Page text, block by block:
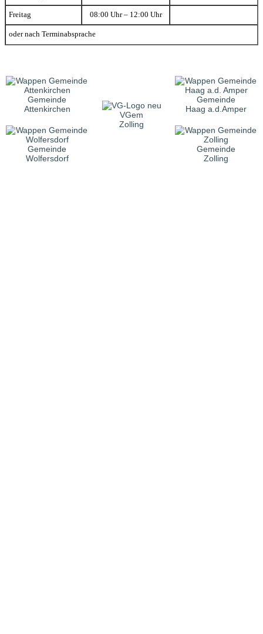
Freitag 08:00 Uhr – 12:00 Uhr
oder nach Terminabsprache
Gemeinde
Attenkirchen
VGem
Zolling
Gemeinde
Haag a.d.Amper
Gemeinde
Wolfersdorf
Gemeinde
Zolling